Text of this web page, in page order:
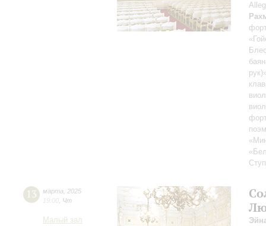
13 марта
2025
19:00 Чт
Малый зал